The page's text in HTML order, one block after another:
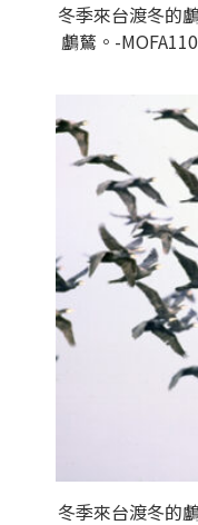
冬季來台渡冬的
鸕鶿。-
冬季來台渡冬的